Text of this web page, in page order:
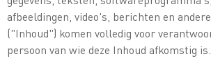
afbeeldingen, video's, berichten en
("Inhoud") komen volledig voor
persoon van wie deze Inhoud afkomstig is.